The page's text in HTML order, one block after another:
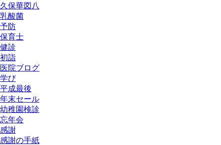
久保華図八
乳酸菌
予防
保育士
健診
初詣
医院ブログ
学び
平成最後
年末セール
幼稚園検診
忘年会
感謝
感謝の手紙